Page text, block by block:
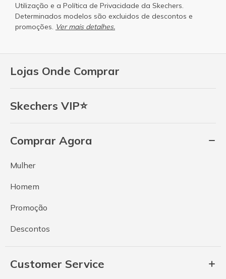
Lojas Onde Comprar
Skechers VIP⭐
Comprar Agora
Mulher
Homem
Promoção
Descontos
Customer Service
Utilização e a Política de Privacidade da Skechers.
Determinados modelos são excluidos de descontos e
promoções. Ver mais detalhes.